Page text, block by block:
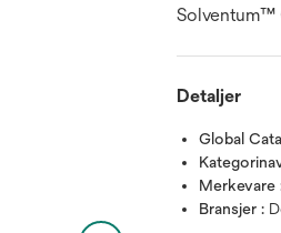
Solventum™
Detaljer
Global
Bransjer :